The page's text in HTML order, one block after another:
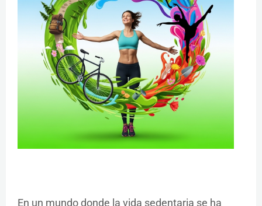
En un mundo donde la vida sedentaria se ha